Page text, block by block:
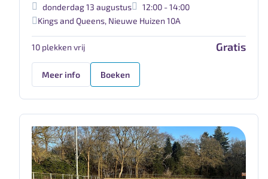
donderdag 13 augustus
12:00 - 14:00
Kings and Queens, Nieuwe Huizen 10A
10 plekken vrij Gratis
Meer info Boeken